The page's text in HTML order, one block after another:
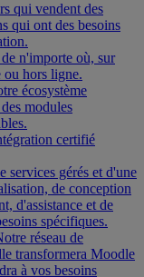
qui vendent des
qui ont des besoins
n'importe où, sur
hors ligne.
écosystème
modules
certifié
services gérés et d'une
de conception
d'assistance et de
spécifiques.
réseau de
transformera Moodle
à vos besoins